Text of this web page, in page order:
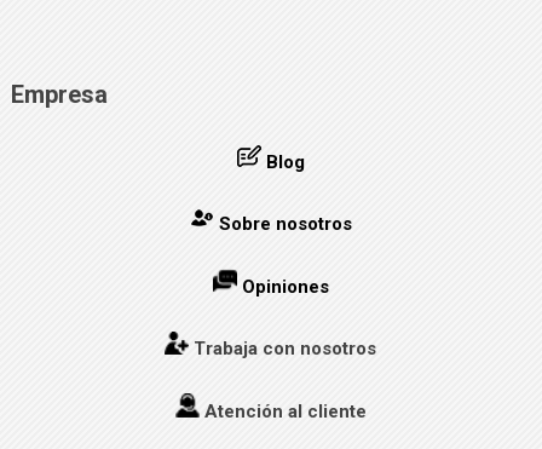
Empresa
Blog
Sobre nosotros
Opiniones
Trabaja con nosotros
Atención al cliente